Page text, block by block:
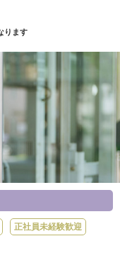
ります
正社員未経験歓迎